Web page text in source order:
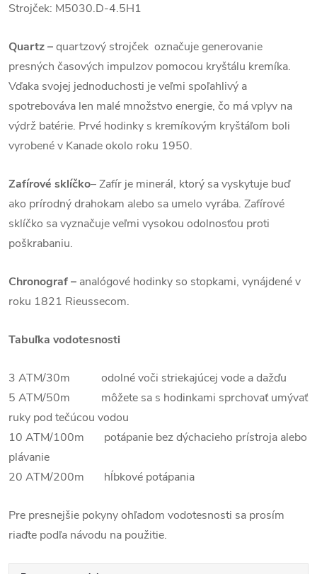
Strojček: M5030.D-4.5H1
Quartz–quartzový strojček označuje generovanie
presných časových impulzov pomocou kryštálu kremíka.
Vďaka svojej jednoduchosti je veľmi spoľahlivý a
spotrebováva len malé množstvo energie, čo má vplyv na
výdrž batérie. Prvé hodinky s kremíkovým kryštáľom boli
vyrobené v Kanade okolo roku 1950.
Zafírové sklíčko–Zafír je minerál, ktorý sa vyskytuje buď
ako prírodný drahokam alebo sa umelo vyrába. Zafírové
sklíčko sa vyznačuje veľmi vysokou odolnosťou proti
poškrabaniu.
Chronograf – analógové hodinky so stopkami, vynájdené v
roku 1821 Rieussecom.
Tabuľka vodotesnosti
3 ATM/30m odolné voči striekajúcej vode a dažďu
5 ATM/50m môžete sa s hodinkami sprchovať umývať
ruky pod tečúcou vodou
10 ATM/100m potápanie bez dýchacieho prístroja alebo
plávanie
20 ATM/200m hĺbkové potápania
Pre presnejšie pokyny ohľadom vodotesnosti sa prosím
riaďte podľa návodu na použitie.